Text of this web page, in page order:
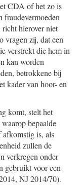
CDA of het zo is
fraudevermoeden
hierover niet
vragen zij, dat een
verstrekt die hem in
kan worden
betrokkene bij
kader van hoor- en
komt, stelt het
bepaalde
afkomstig is, als
zullen de
verkregen onder
gebruikt voor een
NJ 2014/70).